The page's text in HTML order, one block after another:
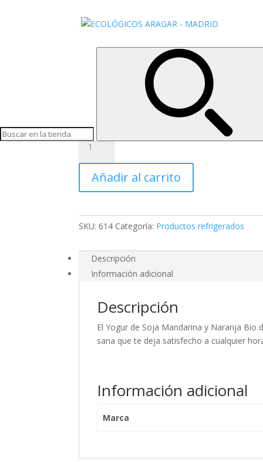
YOGUR DE SOJA
Yogur de soja sabor mandarina y naranja
YOGUR
SOJA
CON
NARANJA
MANDARINA
cantidad
Añadir al carrito
SKU:614 Categoría: Productos refrigerados
Descripción
Información adicional
Descripción
El Yogur de Soja Mandarina y Naranja
sana que te deja satisfecho a cualquier
Información adicional
Marca